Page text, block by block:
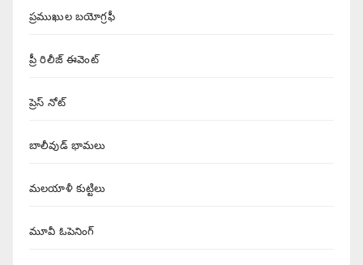
ప్రముఖుల బయోగ్రఫీ
ప్రీ రిలీజ్ ఈవెంట్
ప్రెస్ నోట్
బాలీవుడ్ భామలు
మలయాళీ కుట్టిలు
మూవీ ఓపెనింగ్